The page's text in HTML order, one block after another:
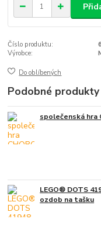
Číslo produktu:
Výrobce:
Do oblíbených
Podobné produkty
společenská hra
LEGO® DOTS
ozdob na tašku